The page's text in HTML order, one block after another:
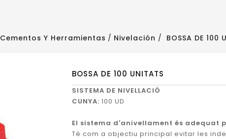
Cementos Y Herramientas Nivelación BOSSA DE 100
BOSSA DE 100 UNITATS
SISTEMA DE NIVELLACIÓ
CUNYA: 100 UD
El sistema d'anivellament és adequat
Té com a objectiu principal evitar les